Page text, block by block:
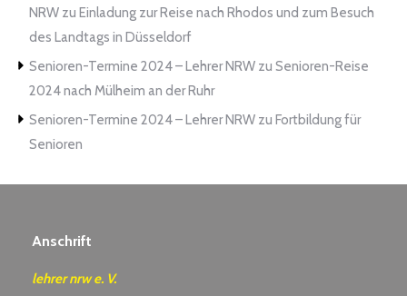
NRW zu Einladung zur Reise nach Rhodos und zum Besuch
des Landtags in Düsseldorf
Senioren-Termine 2024 – Lehrer NRW zu Senioren-Reise
2024 nach Mülheim an der Ruhr
Senioren-Termine 2024 – Lehrer NRW zu Fortbildung für
Senioren
Anschrift
lehrer nrw e. V.